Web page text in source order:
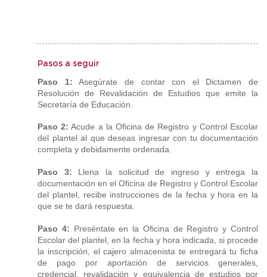
Pasos a seguir
Paso 1: Asegúrate de contar con el Dictamen de
Resolución de Revalidación de Estudios que emite la
Secretaría de Educación.
Paso 2: Acude a la Oficina de Registro y Control Escolar
del plantel al que deseas ingresar con tu documentación
completa y debidamente ordenada.
Paso 3: Llena la solicitud de ingreso y entrega la
documentación en el Oficina de Registro y Control Escolar
del plantel, recibe instrucciones de la fecha y hora en la
que se te dará respuesta.
Paso 4: Preséntate en la Oficina de Registro y Control
Escolar del plantel, en la fecha y hora indicada, si procede
la inscripción, el cajero almacenista te entregará tu ficha
de pago por aportación de servicios generales,
credencial, revalidación y equivalencia de estudios por